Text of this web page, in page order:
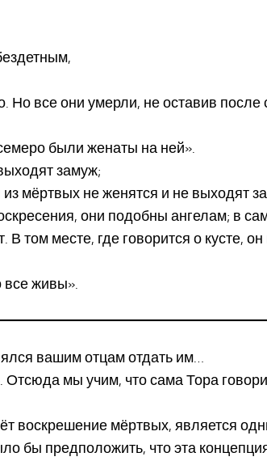
все они умерли, не оставив после
были женаты на ней».
замуж;
мёртвых не женятся и не выходят
они подобны ангелам; в
месте, где говорится о кусте, он
все живы».
вашим отцам отдать им…
мы учим, что сама Тора
воскрешение мёртвых, является
бы предположить, что эта